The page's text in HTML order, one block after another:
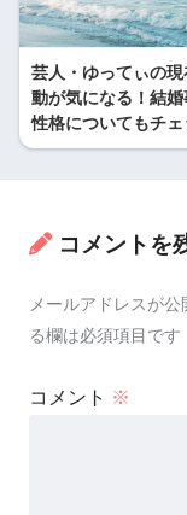
芸人・ゆってぃの
動が気になる！結
性格についてもチェ
コメントを
メールアドレスが公
る欄は必須項目です
コメント ※